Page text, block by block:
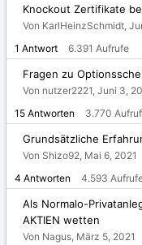
Knockout Zertifikate
Von KarlHeinzSchmidt,
1 Antwort 6.391 Aufrufe
Fragen zu
Von nutzer2221, Juni 3,
15 Antworten 3.770
Grundsätzliche
Von Shizo92, Mai 6, 2021
4 Antworten 4.593
Als Normalo-
AKTIEN wetten
Von Nagus, März 5, 2021